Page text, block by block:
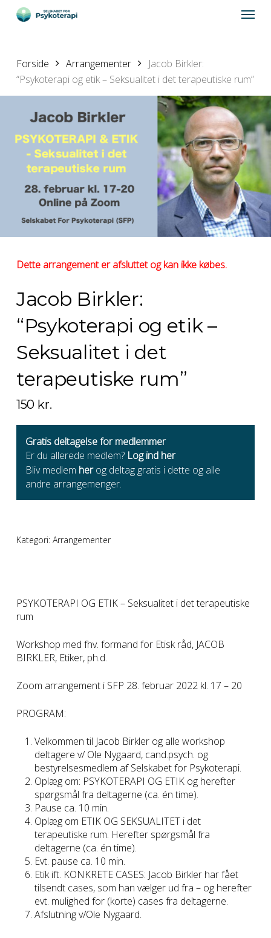
Menu
Forside Arrangementer
Jacob Birkler:
“Psykoterapi og etik – Seksualitet i det terapeutiske rum”
Dette arrangement er afsluttet og kan ikke købes.
Jacob Birkler:
“Psykoterapi og etik –
Seksualitet i det
terapeutiske rum”
150 kr.
Gratis deltagelse for medlemmer
Er du allerede medlem? Log ind her
Bliv medlem herog deltag gratis i dette og alle
andre arrangemenger.
Kategori: Arrangementer
PSYKOTERAPI OG ETIK – Seksualitet i det terapeutiske
rum
Workshop med fhv. formand for Etisk råd, JACOB
BIRKLER, Etiker, ph.d.
Zoom arrangement i SFP 28. februar 2022 kl. 17 – 20
PROGRAM:
Velkommen til Jacob Birkler og alle workshop
deltagere v/ Ole Nygaard, cand.psych. og
bestyrelsesmedlem af Selskabet for Psykoterapi.
Oplæg om: PSYKOTERAPI OG ETIK og herefter
spørgsmål fra deltagerne (ca. én time).
Pause ca. 10 min.
Oplæg om ETIK OG SEKSUALITET i det
terapeutiske rum. Herefter spørgsmål fra
deltagerne (ca. én time).
Evt. pause ca. 10 min.
Etik ift. KONKRETE CASES: Jacob Birkler har fået
tilsendt cases, som han vælger ud fra – og herefter
evt. mulighed for (korte) cases fra deltagerne.
Afslutning v/Ole Nygaard.